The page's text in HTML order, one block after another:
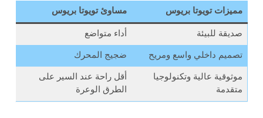
مميزات تويوتا بريوس مساوئ تويوتا بريوس
صديقة للبيئة أداء متواضع
تصميم داخلي واسع ومريح ضجيج المحرك
موثوقية عالية وتكنولوجيا
متقدمة
أقل راحة عند السير على
الطرق الوعرة